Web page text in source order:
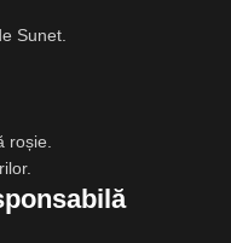
Sunet.
roșie.